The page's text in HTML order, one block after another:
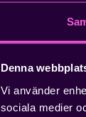
Denna
Vi använder
sociala medier